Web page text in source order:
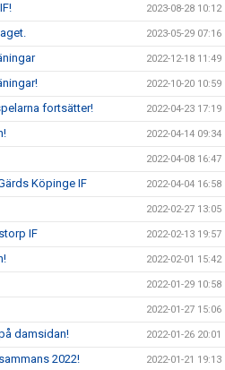
2023-08-28 10:12
2023-05-29 07:16
2022-12-18 11:49
2022-10-20 10:59
fortsätter! 2022-04-23 17:19
2022-04-14 09:34
2022-04-08 16:47
Köpinge IF 2022-04-04 16:58
2022-02-27 13:05
IF 2022-02-13 19:57
2022-02-01 15:42
2022-01-29 10:58
2022-01-27 15:06
damsidan! 2022-01-26 20:01
2022! 2022-01-21 19:13